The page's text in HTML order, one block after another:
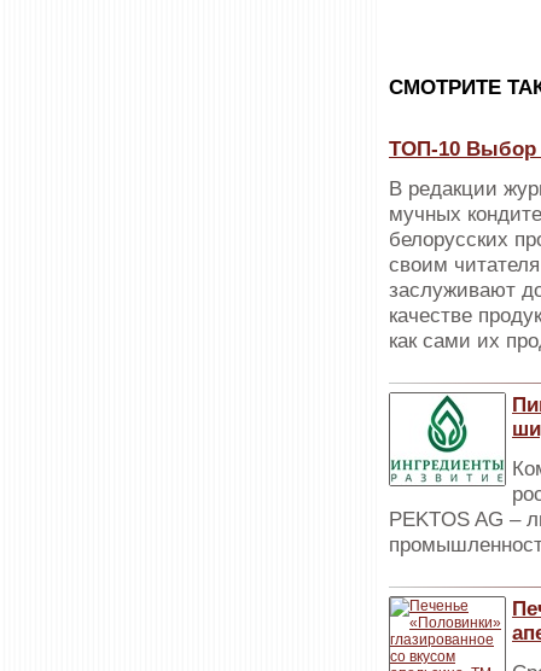
CМОТРИТЕ
ТОП-10 Выбор
В редакции
мучных
белорусских
своим
заслуживают
качестве
как сами их
PEKTOS AG –